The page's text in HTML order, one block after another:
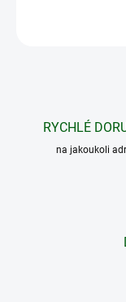
RYCHLÉ
na jakoukoli